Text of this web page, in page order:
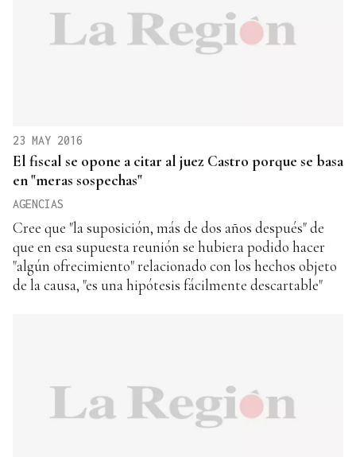
23 MAY 2016
El fiscal se opone a citar al juez Castro porque se basa
en "meras sospechas"
AGENCIAS
Cree que "la suposición, más de dos años después" de
que en esa supuesta reunión se hubiera podido hacer
"algún ofrecimiento" relacionado con los hechos objeto
de la causa, "es una hipótesis fácilmente descartable"